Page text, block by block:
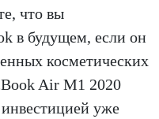
что вы
в будущем, если он
косметических
Air M1 2020
уже